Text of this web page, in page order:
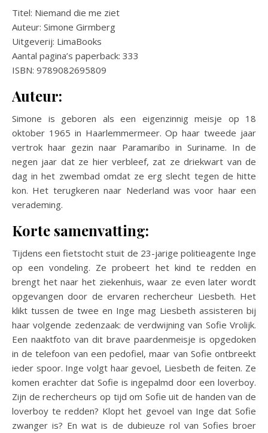
Titel: Niemand die me ziet
Auteur: Simone Girmberg
Uitgeverij: LimaBooks
Aantal pagina’s paperback: 333
ISBN: 9789082695809
Auteur:
Simone is geboren als een eigenzinnig meisje op 18
oktober 1965 in Haarlemmermeer. Op haar tweede jaar
vertrok haar gezin naar Paramaribo in Suriname. In de
negen jaar dat ze hier verbleef, zat ze driekwart van de
dag in het zwembad omdat ze erg slecht tegen de hitte
kon. Het terugkeren naar Nederland was voor haar een
verademing.
Korte samenvatting:
Tijdens een fietstocht stuit de 23-jarige politieagente Inge
op een vondeling. Ze probeert het kind te redden en
brengt het naar het ziekenhuis, waar ze even later wordt
opgevangen door de ervaren rechercheur Liesbeth. Het
klikt tussen de twee en Inge mag Liesbeth assisteren bij
haar volgende zedenzaak: de verdwijning van Sofie Vrolijk.
Een naaktfoto van dit brave paardenmeisje is opgedoken
in de telefoon van een pedofiel, maar van Sofie ontbreekt
ieder spoor. Inge volgt haar gevoel, Liesbeth de feiten. Ze
komen erachter dat Sofie is ingepalmd door een loverboy.
Zijn de rechercheurs op tijd om Sofie uit de handen van de
loverboy te redden? Klopt het gevoel van Inge dat Sofie
zwanger is? En wat is de dubieuze rol van Sofies broer